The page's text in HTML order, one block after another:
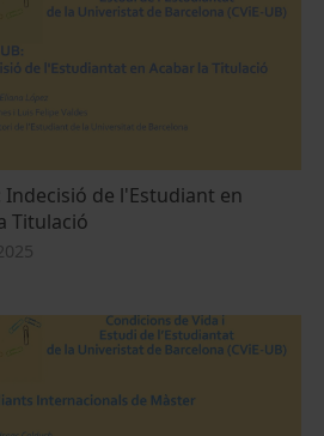
Indecisió de l'Estudiant en
Titulació